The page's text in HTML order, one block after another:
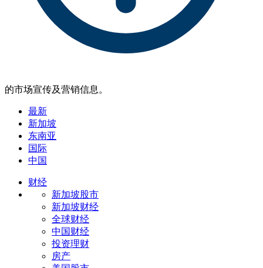
的市场宣传及营销信息。
最新
新加坡
东南亚
国际
中国
财经
新加坡股市
新加坡财经
全球财经
中国财经
投资理财
房产